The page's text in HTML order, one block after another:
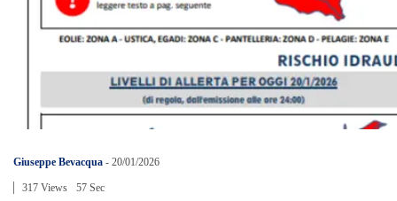
Giuseppe Bevacqua - 20/01/2026
317 Views 57 Sec